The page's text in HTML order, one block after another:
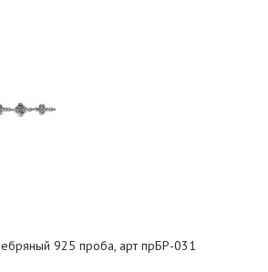
925 проба, арт прБР-031